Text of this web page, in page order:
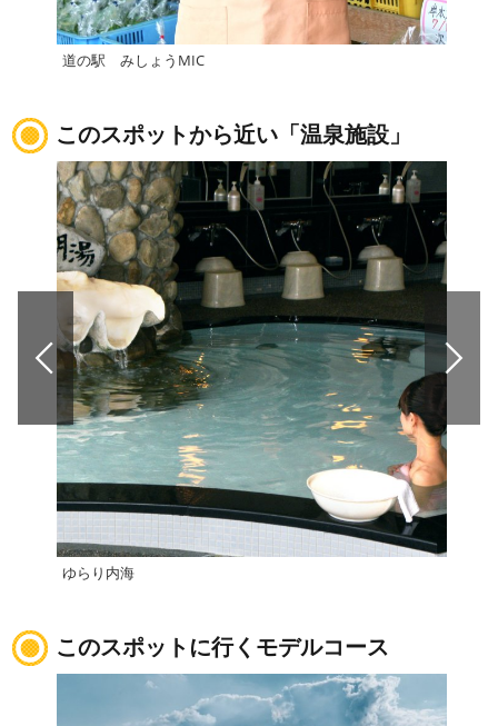
道の駅 みしょうMIC
このスポットから近い「温泉施設」
ゆらり内海
このスポットに行くモデルコース